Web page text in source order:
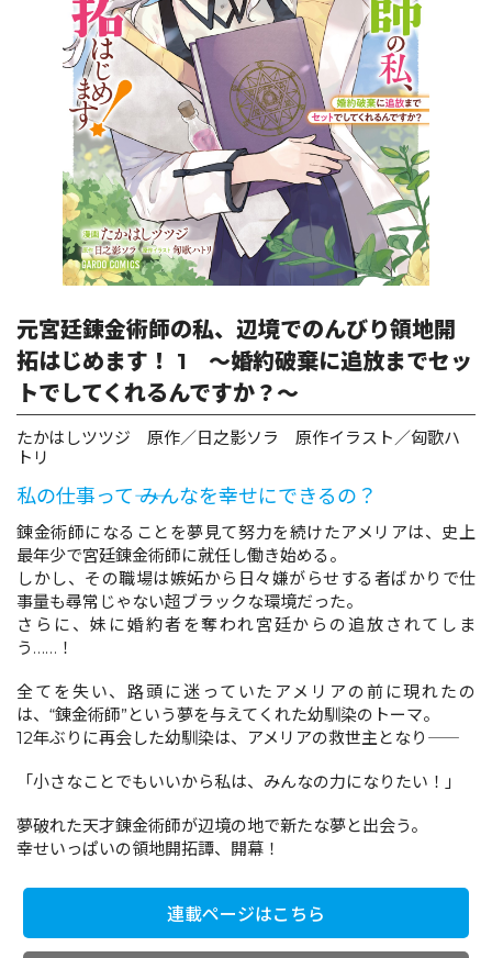
ロサージュノベルス
コミックガルド
リキューレ
コミックパルフェ
コミックエッセイ
元宮廷錬金術師の私、辺境でのんびり領地開
拓はじめます！ 1 ～婚約破棄に追放までセッ
トでしてくれるんですか？～
たかはしツツジ 原作／日之影ソラ 原作イラスト／匈歌ハ
トリ
私の仕事って―― みんなを幸せにできるの？
錬金術師になることを夢見て努力を続けたアメリアは、史上
最年少で宮廷錬金術師に就任し働き始める。
しかし、その職場は嫉妬から日々嫌がらせする者ばかりで仕
事量も尋常じゃない超ブラックな環境だった。
さらに、妹に婚約者を奪われ宮廷からの追放されてしま
う……！
全てを失い、路頭に迷っていたアメリアの前に現れたの
は、“錬金術師”という夢を与えてくれた幼馴染のトーマ。
12年ぶりに再会した幼馴染は、アメリアの救世主となり――
「小さなことでもいいから私は、みんなの力になりたい！」
夢破れた天才錬金術師が辺境の地で新たな夢と出会う。
幸せいっぱいの領地開拓譚、開幕！
連載ページはこちら